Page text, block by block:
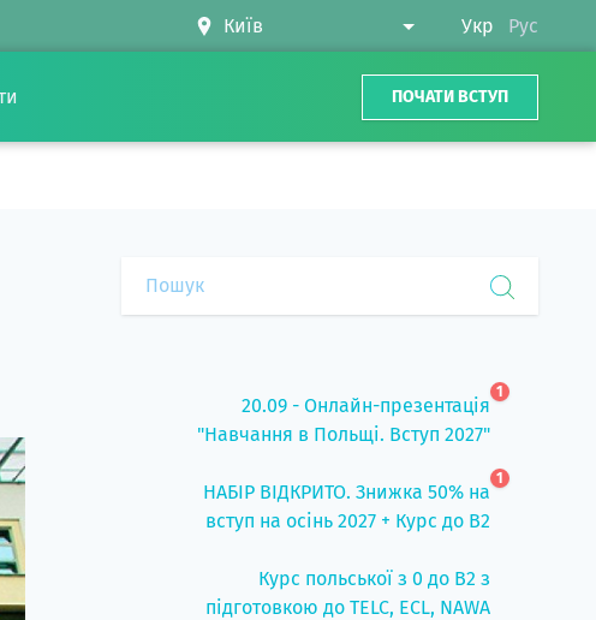
Укр Рус
ПОЧАТИ ВСТУП
20.09 - Онлайн-презентація
"Навчання в Польщі. Вступ 2027"
1
НАБІР ВІДКРИТО. Знижка 50% на
вступ на осінь 2027 + Курс до B2
1
Курс польської з 0 до B2 з
підготовкою до TELC, ECL, NAWA